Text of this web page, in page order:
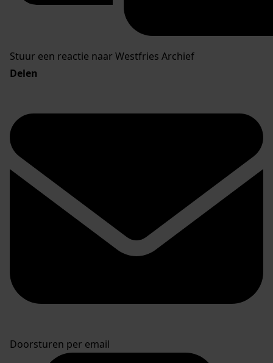
Stuur een reactie naar Westfries Archief
Delen
Doorsturen per email